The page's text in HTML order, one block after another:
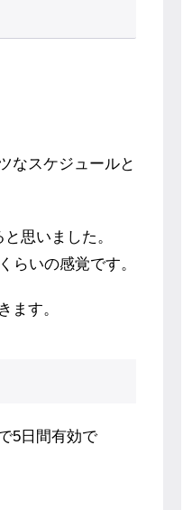
なスケジュールと
思いました。
らいの感覚です。
ます。
5日間有効で